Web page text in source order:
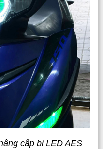
cấp bi LED AES